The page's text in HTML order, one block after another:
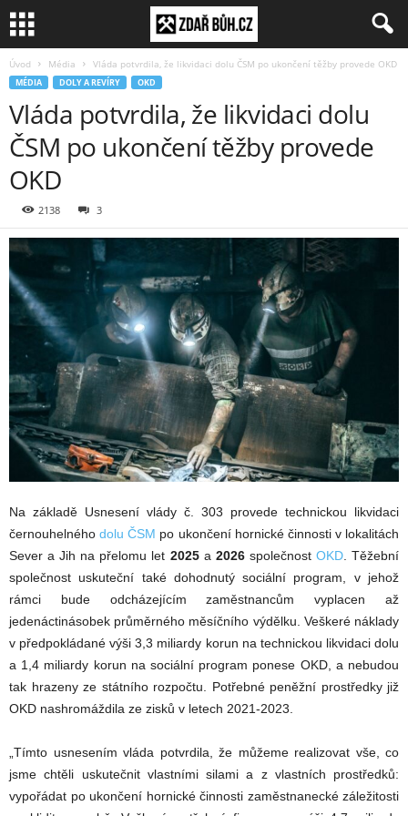
Úvod Média Vláda potvrdila, že likvidaci dolu ČSM po ukončení těžby provede OKD
MÉDIA DOLY A REVÍRY OKD
Vláda potvrdila, že likvidaci dolu
ČSM po ukončení těžby provede
OKD
2138 3
Na základě Usnesení vlády č. 303 provede technickou likvidaci
černouhelnéhodolu ČSM po ukončení hornické činnosti v lokalitách
Sever a Jih na přelomu let 2025a 2026společnost OKD. Těžební
společnost uskuteční také dohodnutý sociální program, v jehož
rámci bude odcházejícím zaměstnancům vyplacen až
jedenáctinásobek průměrného měsíčního výdělku. Veškeré náklady
v předpokládané výši 3,3 miliardy korun na technickou likvidaci dolu
a 1,4 miliardy korun na sociální program ponese OKD, a nebudou
tak hrazeny ze státního rozpočtu. Potřebné peněžní prostředky již
OKD nashromáždila ze zisků v letech 2021-2023.
„Tímto usnesením vláda potvrdila, že můžeme realizovat vše, co
jsme chtěli uskutečnit vlastními silami a z vlastních prostředků:
vypořádat po ukončení hornické činnosti zaměstnanecké záležitosti